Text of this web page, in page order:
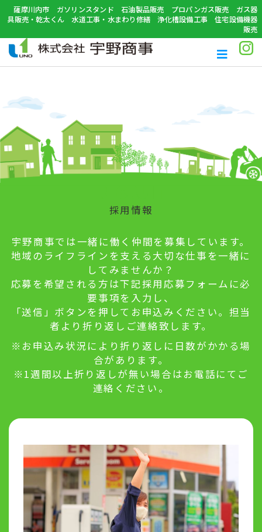
薩摩川内市 ガソリンスタンド 石油製品販売 プロパンガス販売 ガス器
具販売・乾太くん 水道工事・水まわり修繕 浄化槽設備工事 住宅設備機器
販売
採用情報
宇野商事では一緒に働く仲間を募集しています。
地域のライフラインを支える大切な仕事を一緒に
してみませんか？
応募を希望される方は下記採用応募フォームに必
要事項を入力し、
「送信」ボタンを押してお申込みください。担当
者より折り返しご連絡致します。
※お申込み状況により折り返しに日数がかかる場
合があります。
※1週間以上折り返しが無い場合はお電話にてご
連絡ください。